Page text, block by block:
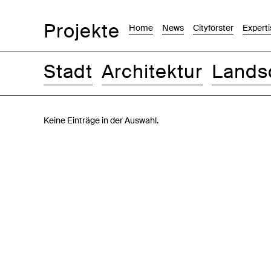
Projekte Home News Cityförster
Stadt Architektur
Keine Einträge in der Auswahl.